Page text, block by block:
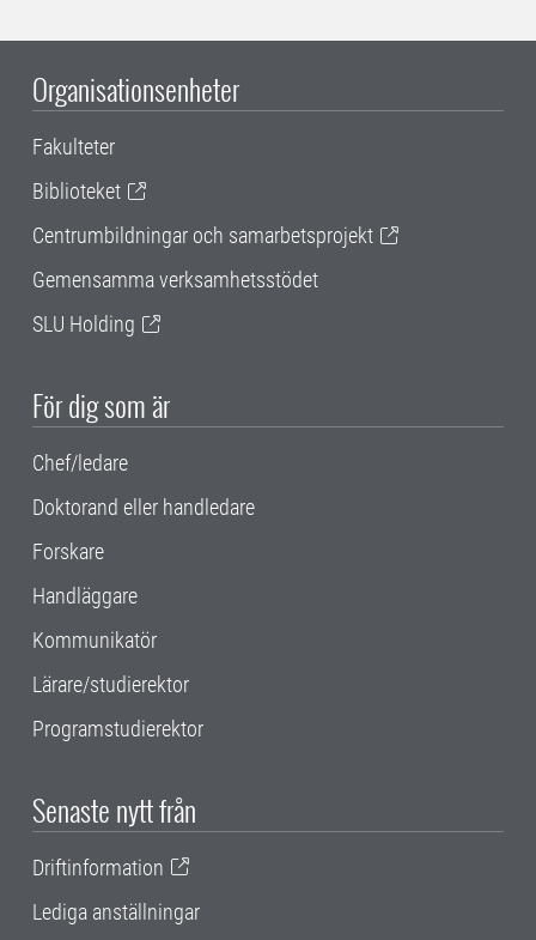
Organisationsenheter
Fakulteter
Biblioteket
Centrumbildningar och samarbetsprojekt
Gemensamma verksamhetsstödet
SLU Holding
För dig som är
Chef/ledare
Doktorand eller handledare
Forskare
Handläggare
Kommunikatör
Lärare/studierektor
Programstudierektor
Senaste nytt från
Driftinformation
Lediga anställningar